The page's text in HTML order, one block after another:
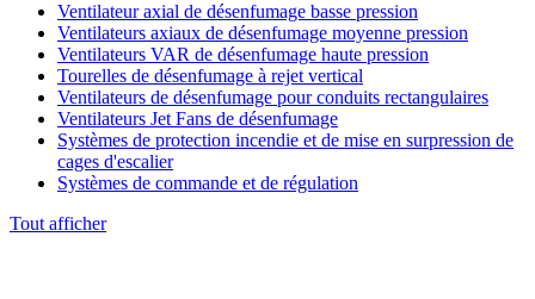
Ventilateur axial de désenfumage basse pression
Ventilateurs axiaux de désenfumage moyenne pression
Ventilateurs VAR de désenfumage haute pression
Tourelles de désenfumage à rejet vertical
Ventilateurs de désenfumage pour conduits rectangulaires
Ventilateurs Jet Fans de désenfumage
Systèmes de protection incendie et de mise en surpression de
cages d'escalier
Systèmes de commande et de régulation
Tout afficher